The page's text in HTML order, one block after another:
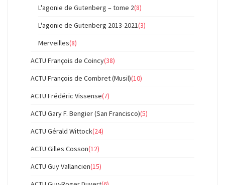
L'agonie de Gutenberg – tome 2(8)
L'agonie de Gutenberg 2013-2021(3)
Merveilles(8)
ACTU François de Coincy(38)
ACTU François de Combret (Musil)(10)
ACTU Frédéric Vissense(7)
ACTU Gary F. Bengier (San Francisco)(5)
ACTU Gérald Wittock(24)
ACTU Gilles Cosson(12)
ACTU Guy Vallancien(15)